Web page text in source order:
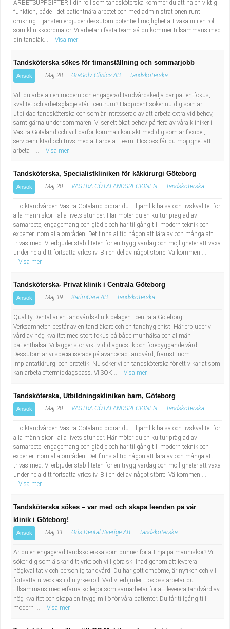
ARBETSUPPGIFTER I din roll som tandsköterska kommer du att ha en viktig
funktion, både i det patientnära arbetet och med administrationen runt
omkring. Tjänsten erbjuder dessutom potentiell möjlighet att växa in i en roll
som klinikkoordinator. Vi arbetar i fasta team så du kommer tillsammans med
din tandläk...
Visa mer
Tandsköterska sökes för timanställning och sommarjobb
Ansök Maj 28 OraSolv Clinics AB Tandsköterska
Vill du arbeta i en modern och engagerad tandvårdskedja där patientfokus,
kvalitet och arbetsglädje står i centrum? Happident söker nu dig som är
utbildad tandsköterska och som är intresserad av att arbeta extra vid behov,
samt gärna under sommaren. Vi ser ett ökat behov på flera av våra kliniker i
Västra Götaland och vill därför komma i kontakt med dig som är flexibel,
serviceinriktad och trivs med att arbeta i team. Hos oss får du möjlighet att
arbeta i ...
Visa mer
Tandsköterska, Specialistkliniken för käkkirurgi Göteborg
Ansök Maj 20 VÄSTRA GÖTALANDSREGIONEN Tandsköterska
I Folktandvården Västra Götaland bidrar du till jämlik hälsa och livskvalitet för
alla människor i alla livets stunder. Här möter du en kultur präglad av
samarbete, engagemang och glädje och har tillgång till modern teknik och
experter inom alla områden. Det finns alltid någon att lära av och många att
trivas med. Vi erbjuder stabiliteten för en trygg vardag och möjligheter att växa
under hela ditt fortsatta yrkesliv. Bli en del av något större. Välkommen ...
Visa mer
Tandsköterska- Privat klinik i Centrala Göteborg
Ansök Maj 19 KarimCare AB Tandsköterska
Quality Dental är en tandvårdsklinik belägen i centrala Göteborg.
Verksamheten består av en tandläkare och en tandhygienist. Här erbjuder vi
vård av hög kvalitet med stort fokus på både munhälsa och allmän
patienthälsa. Vi lägger stor vikt vid diagnostik och förebyggande vård.
Dessutom är vi specialiserade på avancerad tandvård, främst inom
implantatkirurgi och protetik. Nu söker vi en tandsköterska för ett vikariat som
kan arbeta eftermiddagspass. VI SÖK...
Visa mer
Tandsköterska, Utbildningskliniken barn, Göteborg
Ansök Maj 20 VÄSTRA GÖTALANDSREGIONEN Tandsköterska
I Folktandvården Västra Götaland bidrar du till jämlik hälsa och livskvalitet för
alla människor i alla livets stunder. Här möter du en kultur präglad av
samarbete, engagemang och glädje och har tillgång till modern teknik och
experter inom alla områden. Det finns alltid någon att lära av och många att
trivas med. Vi erbjuder stabiliteten för en trygg vardag och möjligheter att växa
under hela ditt fortsatta yrkesliv. Bli en del av något större. Välkommen ...
Visa mer
Tandsköterska sökes – var med och skapa leenden på vår
klinik i Göteborg!
Ansök Maj 11 Oris Dental Sverige AB Tandsköterska
Är du en engagerad tandsköterska som brinner för att hjälpa människor? Vi
söker dig som älskar ditt yrke och vill göra skillnad genom att leverera
högkvalitativ och personlig tandvård. Du har gott omdöme, är nyfiken och vill
fortsätta utvecklas i din yrkesroll. Vad vi erbjuder Hos oss arbetar du
tillsammans med erfarna kollegor som samarbetar för att leverera tandvård av
hög kvalitet och skapa en trygg miljö för våra patienter. Du får tillgång till
modern ...
Visa mer